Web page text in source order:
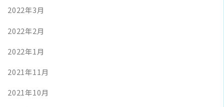
2022年3月
2022年2月
2022年1月
2021年11月
2021年10月